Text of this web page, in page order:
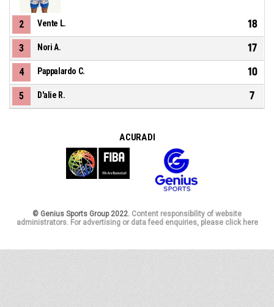
2 Vente L. 18
3 Nori A. 17
4 Pappalardo C. 10
5 D'alie R. 7
A CURA DI
© Genius Sports Group 2022. Content responsibility of website
administrators. For advertising or data feed enquiries, please click here